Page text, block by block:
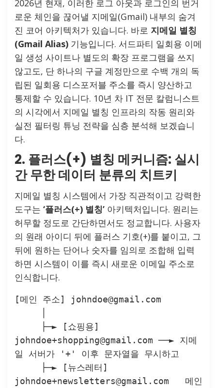
2026년 현재, 이러한 로그 아웃과 로그인의 번거
로운 체인을 끊어낼 지메일(Gmail) 내부의 숨겨
진 코어 아키텍처가 있습니다. 바로 지메일 별칭
(Gmail Alias) 기능입니다. 서드파티 일회용 이메
일 생성 사이트나 별도의 확장 프로그램을 쓰지
않고도, 단 하나의 구글 계정만으로 수백 개의 독
립된 일회용 디스포저블 주소를 즉시 양산하고
통제할 수 있습니다. 10년 차 IT 전문 칼럼니스트
의 시각에서 지메일 별칭 인프라의 작동 원리와
실전 필터링 튜닝 전략을 심층 분석해 보겠습니
다.
2. 플러스(+) 별칭 메커니즘: 실시
간 무한 데이터 분류의 치트키
지메일 별칭 시스템에서 가장 직관적이고 강력한
도구는 ‘플러스(+) 별칭’ 아키텍처입니다. 원리는
허무할 정도로 간단하면서도 정교합니다. 사용자
의 원래 아이디 뒤에 플러스 기호(+)를 붙이고, 그
뒤에 원하는 단어나 숫자를 임의로 조합해 입력
하면 시스템이 이를 즉시 새로운 이메일 주소로
인식합니다.
[메인 주소] johndoe@gmail.com
johndoe+shopping@gmail.com ──► 지메
일 서버가 '+' 이후 문자열을 무시하고
johndoe+newsletters@gmail.com   메인